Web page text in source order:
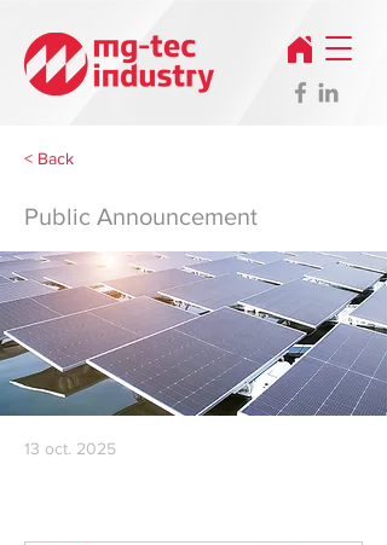
< Back
Public Announcement
13 oct. 2025